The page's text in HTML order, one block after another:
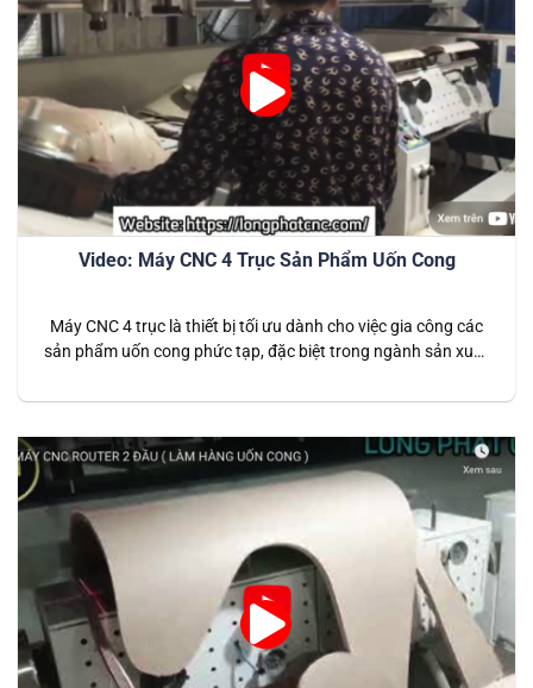
Video: Máy CNC 4 Trục Sản Phẩm Uốn Cong
Máy CNC 4 trục là thiết bị tối ưu dành cho việc gia công các
sản phẩm uốn cong phức tạp, đặc biệt trong ngành sản xuất
cho phép xử lý chi tiết ở nhiều góc độ khác nhau, đảm…